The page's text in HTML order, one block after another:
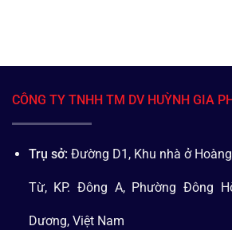
CÔNG TY TNHH TM DV HUỲNH GIA
Trụ sở: Đường D1, Khu nhà ở
Từ, KP. Đông A, Phường Đông
Dương, Việt Nam